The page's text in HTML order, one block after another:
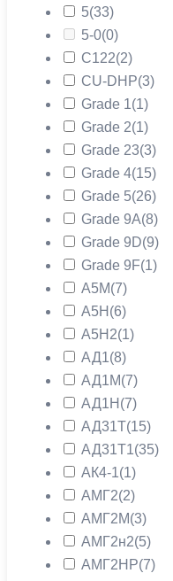
5(33)
5-0(0)
C122(2)
CU-DHP(3)
Grade 1(1)
Grade 2(1)
Grade 23(3)
Grade 4(15)
Grade 5(26)
Grade 9A(8)
Grade 9D(9)
Grade 9F(1)
А5М(7)
А5Н (6)
А5Н2(1)
АД1(8)
АД1М(7)
АД1Н (7)
АД31Т(15)
АД31Т1(35)
АК4-1(1)
АМГ2(2)
АМГ2М(3)
АМГ2н2(5)
АМГ2НР(7)